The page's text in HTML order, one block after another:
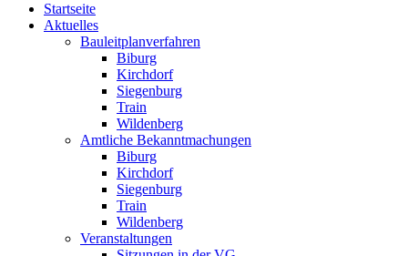
Startseite
Aktuelles
Bauleitplanverfahren
Biburg
Kirchdorf
Siegenburg
Train
Wildenberg
Amtliche Bekanntmachungen
Biburg
Kirchdorf
Siegenburg
Train
Wildenberg
Veranstaltungen